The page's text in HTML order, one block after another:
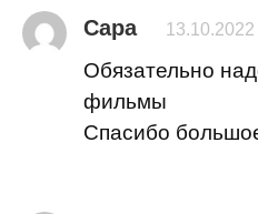
Сара
Обязательно
фильмы
Спасибо